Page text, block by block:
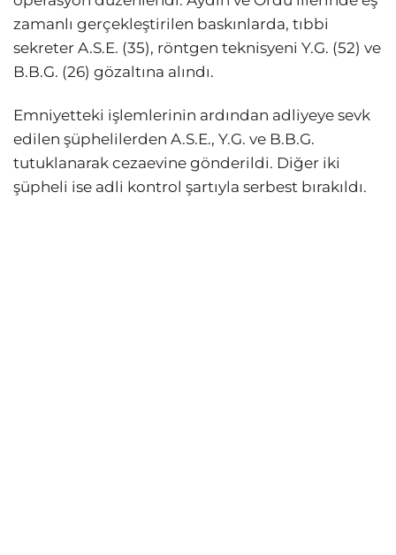
zamanlı gerçekleştirilen baskınlarda, tıbbi
sekreter A.S.E. (35), röntgen teknisyeni Y.G. (52) ve
B.B.G. (26) gözaltına alındı.
Emniyetteki işlemlerinin ardından adliyeye sevk
edilen şüphelilerden A.S.E., Y.G. ve B.B.G.
tutuklanarak cezaevine gönderildi. Diğer iki
şüpheli ise adli kontrol şartıyla serbest bırakıldı.